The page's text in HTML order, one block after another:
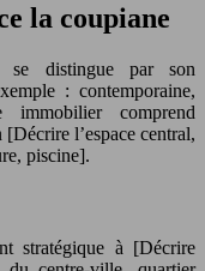
la coupiane
se distingue par son
: contemporaine,
immobilier comprend
l’espace central,
piscine].
stratégique à [Décrire